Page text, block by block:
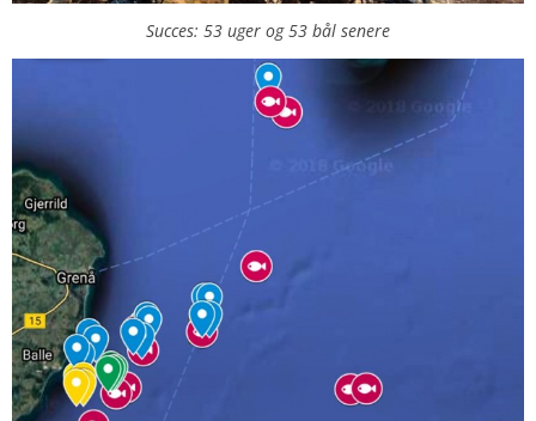
Succes: 53 uger og 53 bål senere